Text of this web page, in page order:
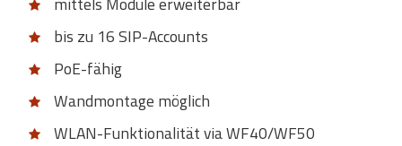
bis zu 16 SIP-Accounts
PoE-fähig
Wandmontage möglich
WLAN-Funktionalität via WF40/WF50